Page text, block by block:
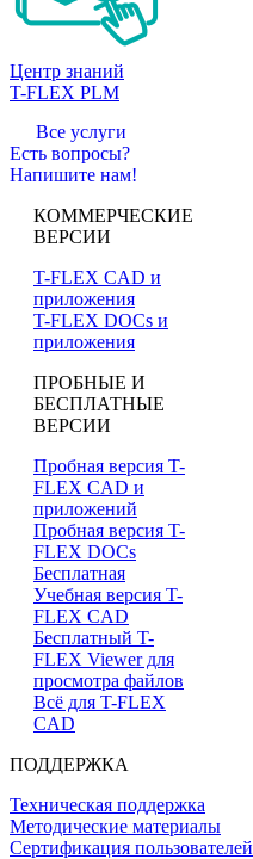
Центр знаний
T-FLEX PLM
Все услуги
Есть вопросы?
Напишите нам!
КОММЕРЧЕСКИЕ
ВЕРСИИ
T-FLEX CAD и
приложения
T-FLEX DOCs и
приложения
ПРОБНЫЕ И
БЕСПЛАТНЫЕ
ВЕРСИИ
Пробная версия T-
FLEX CAD и
приложений
Пробная версия T-
FLEX DOCs
Бесплатная
Учебная версия T-
FLEX CAD
Бесплатный T-
FLEX Viewer для
просмотра файлов
Всё для T-FLEX
CAD
ПОДДЕРЖКА
Техническая поддержка
Методические материалы
Сертификация пользователей